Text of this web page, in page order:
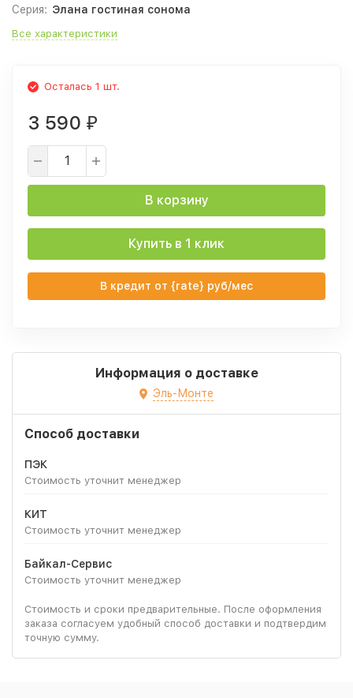
Серия: Элана гостиная сонома
Все характеристики
Осталась 1 шт.
3 590 ₽
В корзину
Купить в 1 клик
В кредит от {rate} руб/мес
Информация о доставке
Эль-Монте
Способ доставки
ПЭК
Стоимость уточнит менеджер
КИТ
Стоимость уточнит менеджер
Байкал-Сервис
Стоимость уточнит менеджер
Стоимость и сроки предварительные. После оформления
заказа согласуем удобный способ доставки и подтвердим
точную сумму.